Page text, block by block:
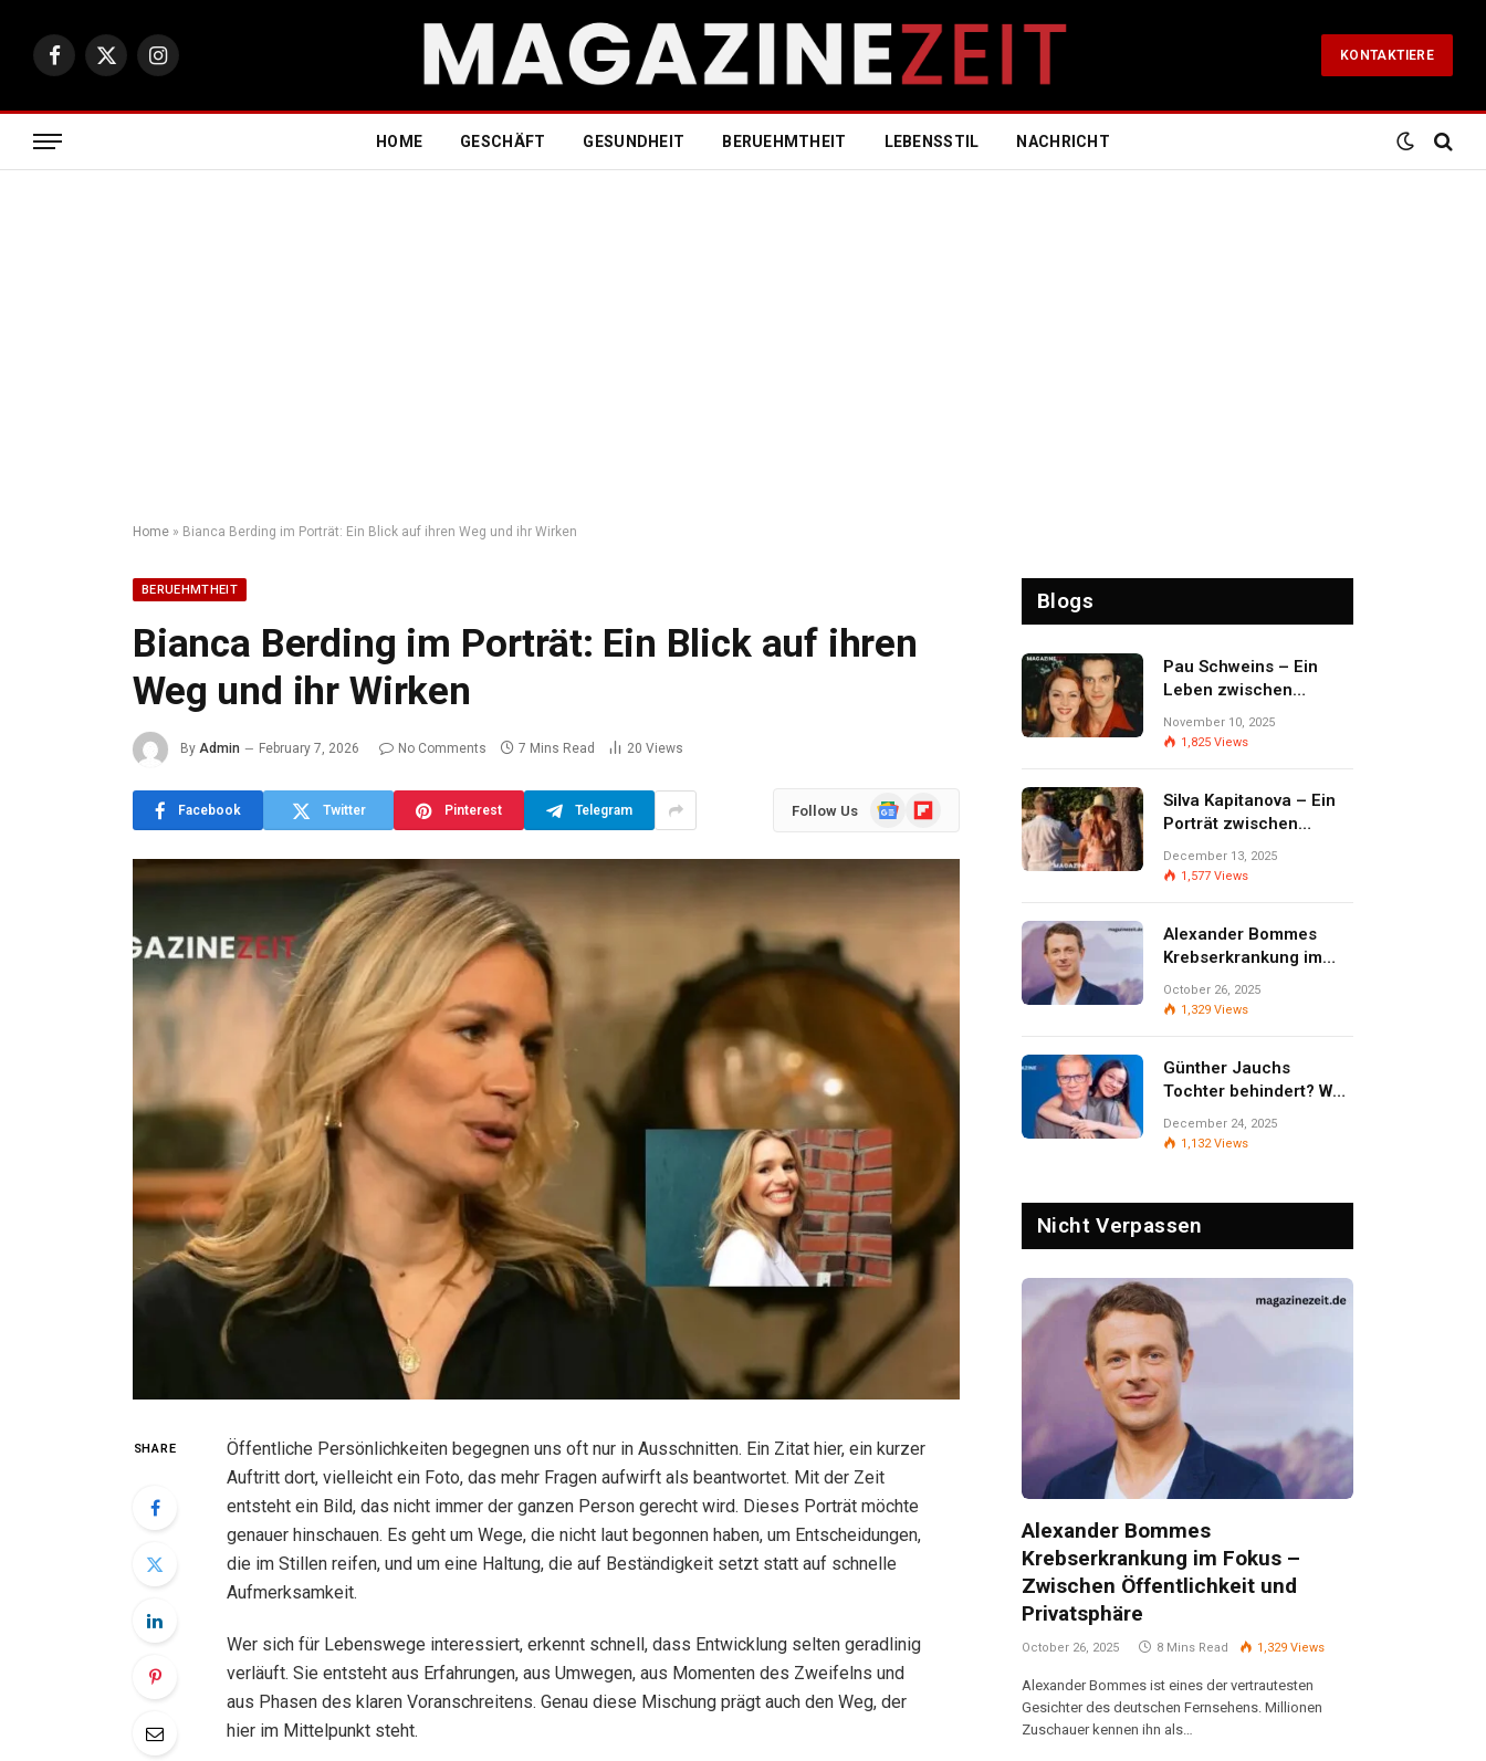
Facebook
X
Instagram
KONTAKTIERE
HOME GESCHÄFT GESUNDHEIT BERUEHMTHEIT LEBENSSTIL NACHRICHT
Home » Bianca Berding im Porträt: Ein Blick auf ihren Weg und ihr Wirken
BERUEHMTHEIT
Bianca Berding im Porträt: Ein Blick auf ihren
Weg und ihr Wirken
By Admin February 7, 2026 No Comments 7 Mins Read 20 Views
Facebook Twitter Pinterest Telegram Follow Us
GoogleFlipboard
SHARE
Öffentliche Persönlichkeiten begegnen uns oft nur in Ausschnitten. Ein Zitat hier, ein kurzer
Auftritt dort, vielleicht ein Foto, das mehr Fragen aufwirft als beantwortet. Mit der Zeit
entsteht ein Bild, das nicht immer der ganzen Person gerecht wird. Dieses Porträt möchte
genauer hinschauen. Es geht um Wege, die nicht laut begonnen haben, um Entscheidungen,
die im Stillen reifen, und um eine Haltung, die auf Beständigkeit setzt statt auf schnelle
Aufmerksamkeit.
Wer sich für Lebenswege interessiert, erkennt schnell, dass Entwicklung selten geradlinig
verläuft. Sie entsteht aus Erfahrungen, aus Umwegen, aus Momenten des Zweifelns und
aus Phasen des klaren Voranschreitens. Genau diese Mischung prägt auch den Weg, der
hier im Mittelpunkt steht.
Blogs
Pau Schweins – Ein
Leben zwischen
Prominenz,
Privatsphäre und
November 10, 2025
1,825 Views
Silva Kapitanova – Ein
Porträt zwischen
Öffentlichkeit,
Persönlichkeit und
December 13, 2025
1,577 Views
Alexander Bommes
Krebserkrankung im
Fokus – Zwischen
Öffentlichkeit und
October 26, 2025
1,329 Views
Günther Jauchs
Tochter behindert? Was
wirklich bekannt ist –
und warum
December 24, 2025
1,132Views
Nicht Verpassen
Alexander Bommes
Krebserkrankung im Fokus –
Zwischen Öffentlichkeit und
Privatsphäre
October 26, 2025 8 Mins Read 1,329 Views
Alexander Bommes ist eines der vertrautesten
Gesichter des deutschen Fernsehens. Millionen
Zuschauer kennen ihn als…